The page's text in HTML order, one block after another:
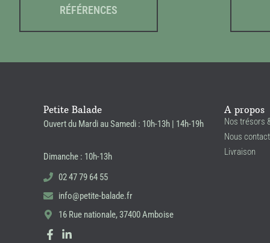
RÉFÉRENCES
Petite Balade
Ouvert du Mardi au Samedi : 10h-13h | 14h-19h
Dimanche : 10h-13h
02 47 79 64 55
info@petite-balade.fr
16 Rue nationale, 37400 Amboise
A propos
Nos trésors
Nous
Livraison